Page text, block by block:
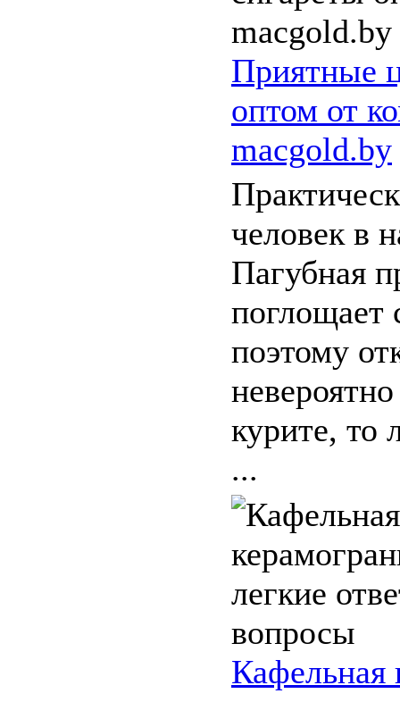
Приятные
оптом от
macgold.by
человек в
Пагубная
поглощает
поэтому
курите, то
...
Кафельная